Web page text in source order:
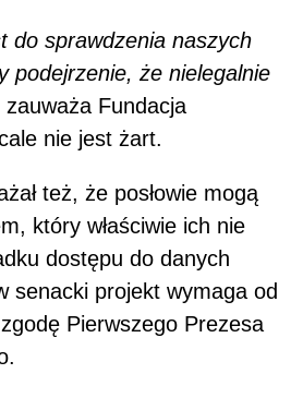
do sprawdzenia naszych
podejrzenie, że nielegalnie
Fundacja
nie jest żart.
też, że posłowie mogą
który właściwie ich nie
dostępu do danych
senacki projekt wymaga od
Pierwszego Prezesa